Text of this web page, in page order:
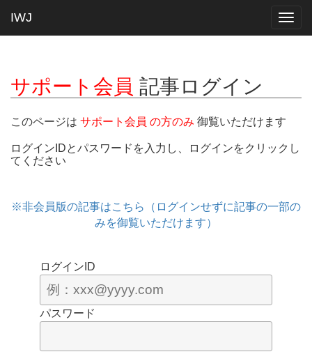
IWJ
サポート会員 記事ログイン
このページは サポート会員 の方のみ 御覧いただけます
ログインIDとパスワードを入力し、ログインをクリックし
てください
※非会員版の記事はこちら（ログインせずに記事の一部の
みを御覧いただけます）
ログインID
パスワード